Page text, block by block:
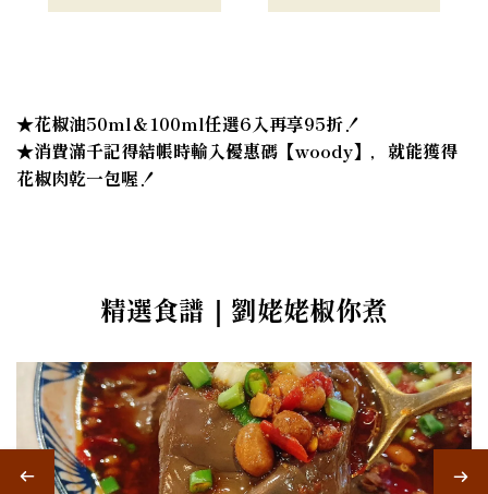
★花椒油50ml＆100ml任選6入再享95折！
★消費滿千記得結帳時輸入優惠碼【woody】，就能獲得
花椒肉乾一包喔！
精選食譜｜劉姥姥椒你煮